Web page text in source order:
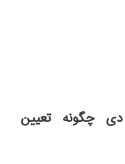
چگونه تعیین